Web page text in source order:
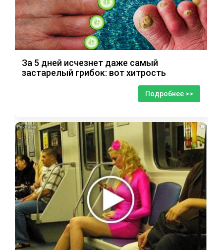
За 5 дней исчезнет даже самый
застарелый грибок: вот хитрость
Подробнее >>
i